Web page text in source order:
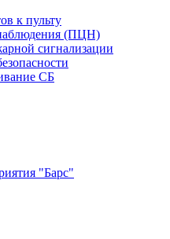
к пульту
(ПЦН)
сигнализации
СБ
"Барс"